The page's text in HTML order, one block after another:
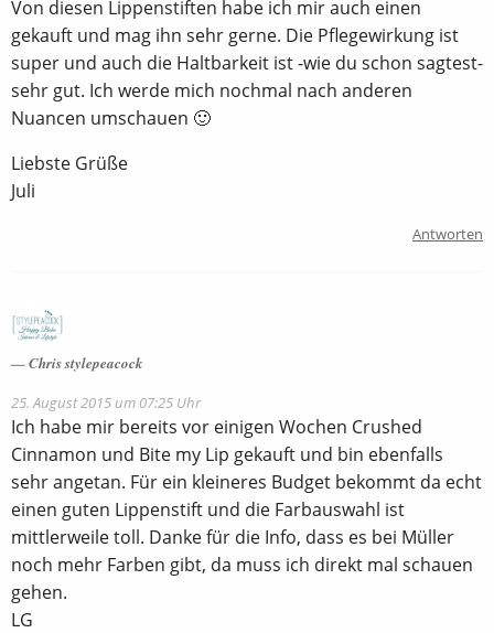
Von diesen Lippenstiften habe ich mir auch einen
gekauft und mag ihn sehr gerne. Die Pflegewirkung ist
super und auch die Haltbarkeit ist -wie du schon sagtest-
sehr gut. Ich werde mich nochmal nach anderen
Nuancen umschauen 🙂
Liebste Grüße
Juli
Antworten
Chris stylepeacock
25. August 2015 um 07:25 Uhr
Ich habe mir bereits vor einigen Wochen Crushed
Cinnamon und Bite my Lip gekauft und bin ebenfalls
sehr angetan. Für ein kleineres Budget bekommt da echt
einen guten Lippenstift und die Farbauswahl ist
mittlerweile toll. Danke für die Info, dass es bei Müller
noch mehr Farben gibt, da muss ich direkt mal schauen
gehen.
LG